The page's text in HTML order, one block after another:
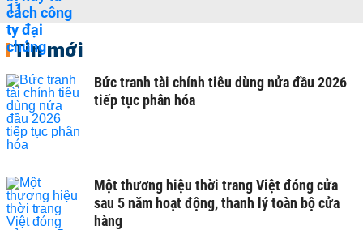
Tin mới
Bức tranh tài chính tiêu dùng nửa đầu 2026
tiếp tục phân hóa
Một thương hiệu thời trang Việt đóng cửa
sau 5 năm hoạt động, thanh lý toàn bộ cửa
hàng